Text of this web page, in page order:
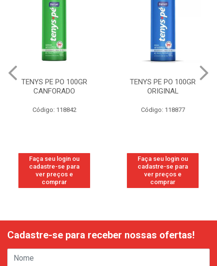
TENYS PE PO 100GR
CANFORADO
Código: 118842
Faça seu login ou
cadastre-se para
ver preços e
comprar
TENYS PE PO 100GR
ORIGINAL
Código: 118877
Faça seu login ou
cadastre-se para
ver preços e
comprar
Cadastre-se para receber nossas ofertas!